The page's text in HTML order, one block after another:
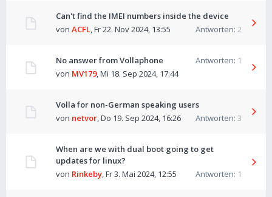
Can't find the IMEI numbers inside the device
Antworten: 2
von ACFL,Fr 22. Nov 2024, 13:55
No answer from Vollaphone Antworten: 1
von MV179,Mi 18. Sep 2024, 17:44
Volla for non-German speaking users
Antworten: 3
von netvor,Do 19. Sep 2024, 16:26
When are we with dual boot going to get
updates for linux?
Antworten: 1
von Rinkeby,Fr 3. Mai 2024, 12:55